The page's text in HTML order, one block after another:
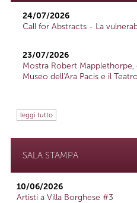
24/07/2026
Call for Abstracts - La
23/07/2026
Mostra Robert
Museo dell'Ara Pacis e il
leggi tutto
SALA STAMPA
10/06/2026
Artisti a Villa Borghese #3